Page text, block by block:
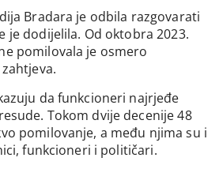
Bradara je odbila razgovarati
je dodijelila. Od oktobra 2023.
pomilovala je osmero
da funkcioneri najrjeđe
Tokom dvije decenije 48
pomilovanje, a među njima su i
funkcioneri i političari.